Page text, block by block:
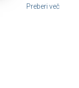
Preberi več